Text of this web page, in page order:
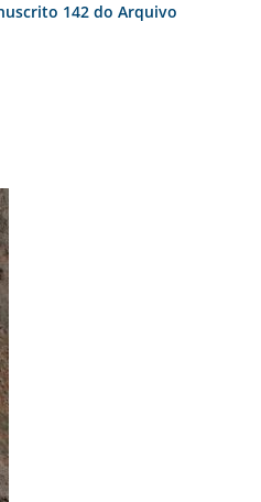
142 do Arquivo